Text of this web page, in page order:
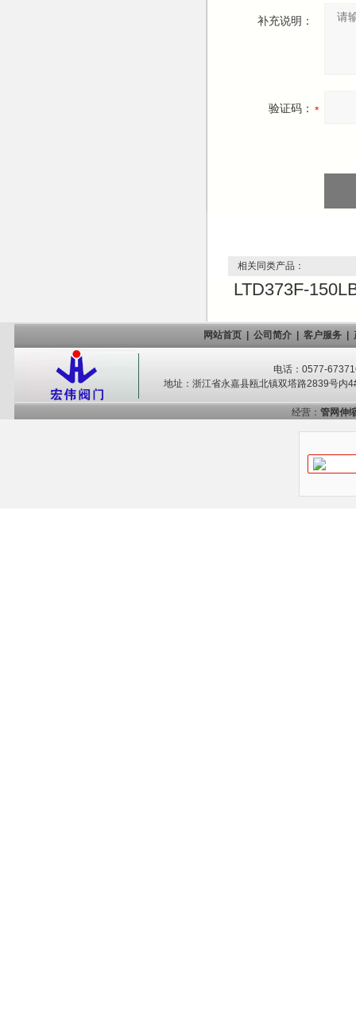
补充说明：
验证码：
相关同类产品：
LTD373F-
网站首页| 公司简介| 客户服务|
电话：0577-
地址：浙江省永嘉县瓯北镇双塔路2839号
经营： 管网伸